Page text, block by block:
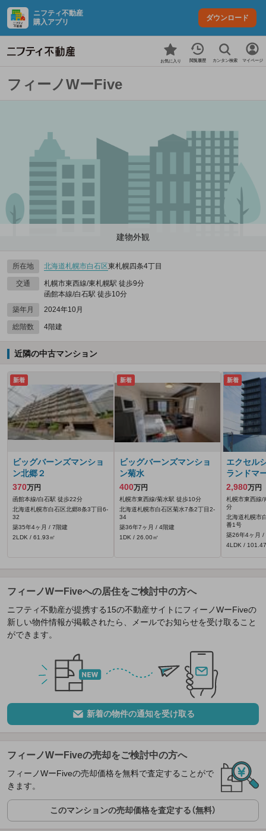
ニフティ不動産
購入アプリ
ダウンロード
お気に入り 閲覧履歴 カンタン検索 マイページ
フィーノWーFive
建物外観
所在地 北海道札幌市白石区東札幌四条4丁目
交通
札幌市東西線/東札幌駅 徒歩9分
函館本線/白石駅 徒歩10分
築年月
2024年10月
総階数 4階建
近隣の中古マンション
新着
ビッグバーンズマンショ
ン北郷２
370万円
函館本線/白石駅 徒歩22分
北海道札幌市白石区北郷8条3丁目6-
32
築35年4ヶ月 / 7階建
2LDK / 61.93㎡
新着
ビッグバーンズマンショ
ン菊水
400万円
札幌市東西線/菊水駅 徒歩10分
北海道札幌市白石区菊水7条2丁目2-
34
築36年7ヶ月 / 4階建
1DK / 26.00㎡
新着
エクセル
ランドマ
2,980万円
札幌市東西線/
分
北海道札幌市
番1号
築26年4ヶ月 /
4LDK /
フィーノWーFiveへの居住をご検討中の方へ
ニフティ不動産が提携する15の不動産サイトにフィーノWーFiveの
新しい物件情報が掲載されたら、メールでお知らせを受け取ること
ができます。
新着の物件の通知を受け取る
フィーノWーFiveの売却をご検討中の方へ
フィーノWーFiveの売却価格を無料で査定することがで
きます。
このマンションの売却価格を査定する（無料）